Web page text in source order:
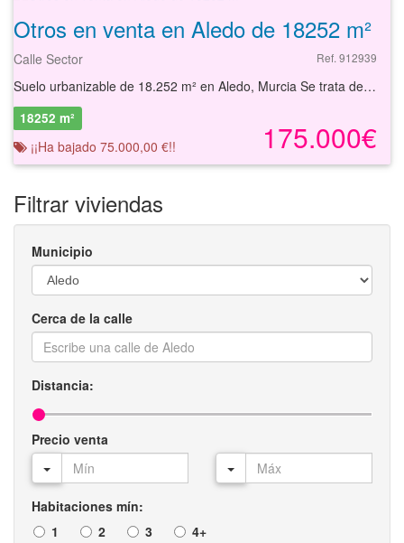
Otros en venta en Aledo de 18252 m²
Calle Sector Ref. 912939
Suelo urbanizable de 18.252 m² en Aledo, Murcia Se trata de un suelo urbanizable de 18.252 m² que admite una edificabilidad aproximada según normativa vigente, destinado principalmente a uso residencial y compatible también con uso comercial. Este suelo urbanizable se encuentra ubicado en la zona de Montysol, en la localidad de Aledo, en el sur del núcleo urbano. Dispone de excelentes accesos a través de la carretera RM-503, que conecta rápidamente tanto con la población de Totana como con la autovía A-7, permitiendo una comunicación fluida con el entorno metropolitano y otras áreas de Murcia. El municipio cuenta con servicio interurbano de autobús que comunica Aledo con distintas localidades cercanas, facilitando la movilidad de residentes y visitantes. La estación de tren más próxima se encuentra en Totana, comunicando con las principales líneas ferroviarias de la provincia de Murcia. En la zona se pueden encontrar numerosos servicios como supermercados, restaurantes, instalaciones deportivas, centros educativos y negocios comerciales. Además, destaca la cercanía al Castillo de Aledo, monumento emblemático que confiere un gran valor histórico y cultural a la localidad, así como el Parque Natural de Sierra Espuña, ideal para actividades al aire libre y el disfrute de la naturaleza. El municipio cuenta también con centro de salud y consultorio médico, además de instalaciones municipales que cubren las necesidades básicas de la población. Con nuestros servicios podrá encontrar el suelo urbanizable que necesita y asegurar su inversión con el mejor de los asesoramientos especializados. Empiece ahora mismo pidiendo más información. Un responsable cercano a usted le atenderá personalmente.
175.000€
18252 m²
¡¡Ha bajado 75.000,00 €!!
Filtrar viviendas
Municipio
Cerca de la calle
Distancia:
Precio venta
Habitaciones mín:
1
2 3 4+